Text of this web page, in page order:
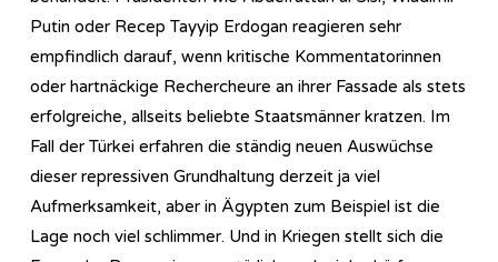
Putin oder Recep Tayyip Erdogan reagieren sehr
empfindlich darauf, wenn kritische Kommentatorinnen
oder hartnäckige Rechercheure an ihrer Fassade als stets
erfolgreiche, allseits beliebte Staatsmänner kratzen. Im
Fall der Türkei erfahren die ständig neuen Auswüchse
dieser repressiven Grundhaltung derzeit ja viel
Aufmerksamkeit, aber in Ägypten zum Beispiel ist die
Lage noch viel schlimmer. Und in Kriegen stellt sich die